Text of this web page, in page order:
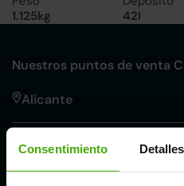
Consentimiento Detalles
1.125kg
42l
Nuestros puntos de venta
Alicante
Córdoba